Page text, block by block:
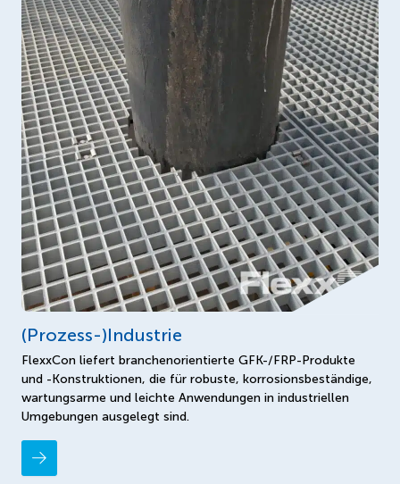
(Prozess-)Industrie
FlexxCon liefert branchenorientierte GFK-/FRP-Produkte
und -Konstruktionen, die für robuste, korrosionsbeständige,
wartungsarme und leichte Anwendungen in industriellen
Umgebungen ausgelegt sind.